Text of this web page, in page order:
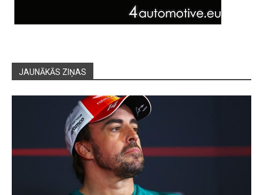
JAUNĀKĀS ZIŅAS